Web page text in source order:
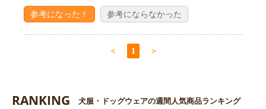
参考になった！ 参考にならなかった
＜ 1 ＞
RANKING 犬服・ドッグウェアの週間人気商品ランキング